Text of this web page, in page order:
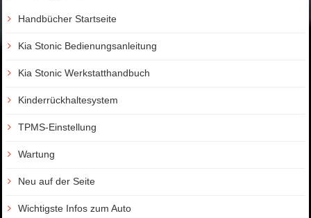
Handbücher Startseite
Kia Stonic Bedienungsanleitung
Kia Stonic Werkstatthandbuch
Kinderrückhaltesystem
TPMS-Einstellung
Wartung
Neu auf der Seite
Wichtigste Infos zum Auto